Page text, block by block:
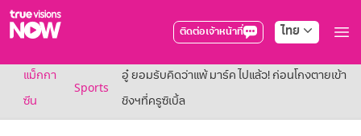
ติดต่อเจ้าหน้าที่ ไทย
True AF2026
แพ็กเกจ
NOW SPORTS
แม็กกา
ซีน
Sports
อู๋ ยอมรับคิดว่าแพ้ มาร์ค ไปแล้ว! ก่อนโกงตายเข้า
ชิงฯที่ครูซิเบิ้ล